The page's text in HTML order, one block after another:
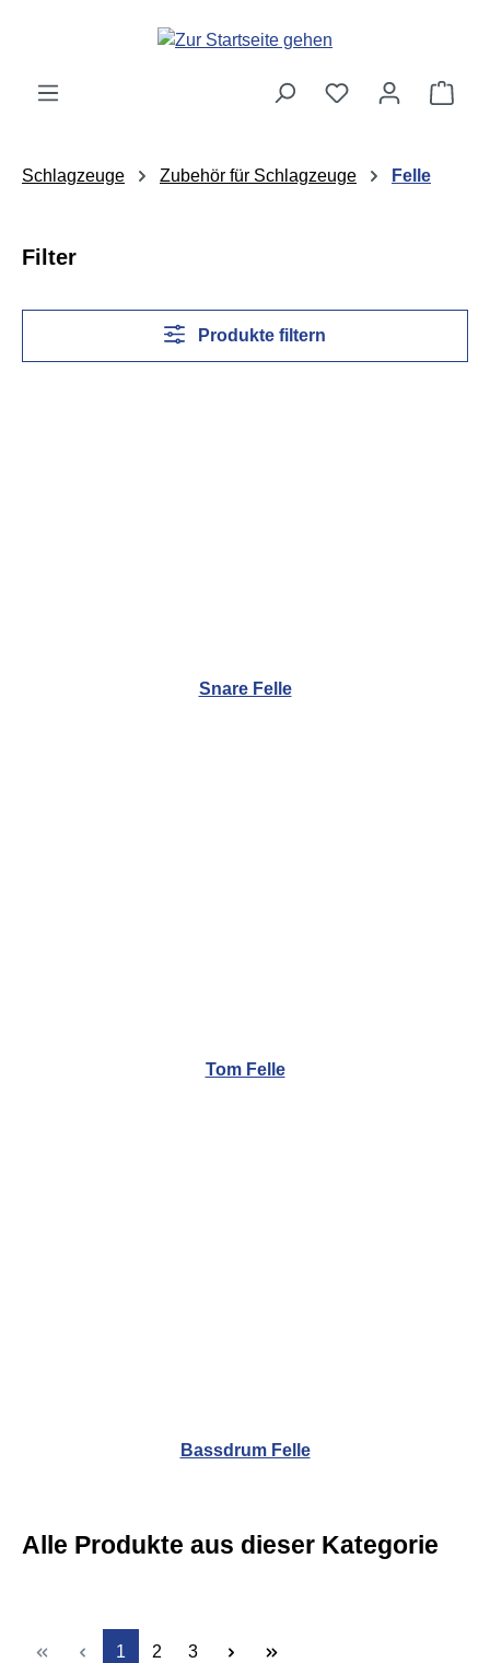
Zum Hauptinhalt springen
Schlagzeuge Zubehör für Schlagzeuge Felle
Filter
Produkte filtern
Snare Felle
Tom Felle
Bassdrum Felle
Alle Produkte aus dieser Kategorie
Seite
1 Seite
2 Seite
3